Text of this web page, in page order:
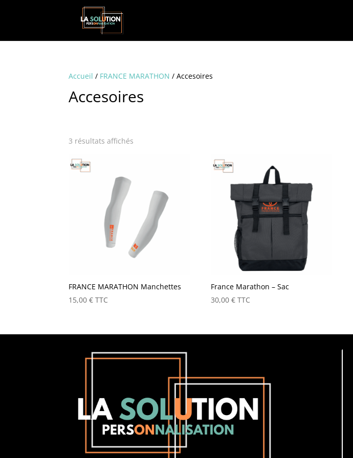
Accueil / FRANCE MARATHON / Accesoires
Accesoires
3 résultats affichés
FRANCE MARATHON Manchettes
15,00€ TTC
France Marathon – Sac
30,00€ TTC